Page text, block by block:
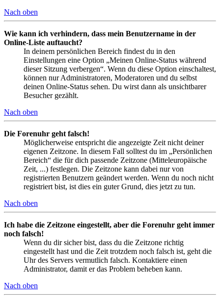
Nach oben
Wie kann ich verhindern, dass mein Benutzername in der
Online-Liste auftaucht?
In deinem persönlichen Bereich findest du in den
Einstellungen eine Option „Meinen Online-Status während
dieser Sitzung verbergen“. Wenn du diese Option einschaltest,
können nur Administratoren, Moderatoren und du selbst
deinen Online-Status sehen. Du wirst dann als unsichtbarer
Besucher gezählt.
Nach oben
Die Forenuhr geht falsch!
Möglicherweise entspricht die angezeigte Zeit nicht deiner
eigenen Zeitzone. In diesem Fall solltest du im „Persönlichen
Bereich“ die für dich passende Zeitzone (Mitteleuropäische
Zeit, ...) festlegen. Die Zeitzone kann dabei nur von
registrierten Benutzern geändert werden. Wenn du noch nicht
registriert bist, ist dies ein guter Grund, dies jetzt zu tun.
Nach oben
Ich habe die Zeitzone eingestellt, aber die Forenuhr geht immer
noch falsch!
Wenn du dir sicher bist, dass du die Zeitzone richtig
eingestellt hast und die Zeit trotzdem noch falsch ist, geht die
Uhr des Servers vermutlich falsch. Kontaktiere einen
Administrator, damit er das Problem beheben kann.
Nach oben